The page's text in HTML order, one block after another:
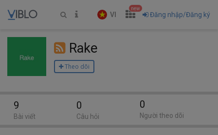
VI
new
Đăng nhập/Đăng ký
Rake
Theo dõi
9
Bài viết
0
Câu hỏi
0
Người theo dõi